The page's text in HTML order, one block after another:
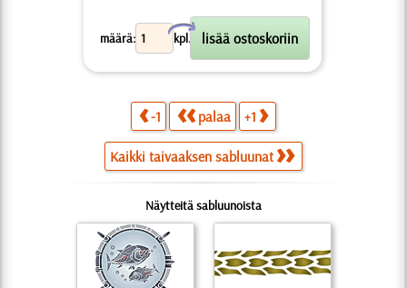
määrä: kpl.
X
-1 palaa +1
Kaikki taivaaksen sabluunat
Näytteitä sabluunoista